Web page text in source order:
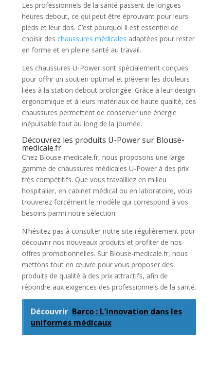
Les professionnels de la santé passent de longues
heures debout, ce qui peut être éprouvant pour leurs
pieds et leur dos. C’est pourquoi il est essentiel de
choisir des chaussures médicales adaptées pour rester
en forme et en pleine santé au travail.
Les chaussures U-Power sont spécialement conçues
pour offrir un soutien optimal et prévenir les douleurs
liées à la station debout prolongée. Grâce à leur design
ergonomique et à leurs matériaux de haute qualité, ces
chaussures permettent de conserver une énergie
inépuisable tout au long de la journée.
Découvrez les produits U-Power sur Blouse-
medicale.fr
Chez Blouse-medicale.fr, nous proposons une large
gamme de chaussures médicales U-Power à des prix
très compétitifs. Que vous travailliez en milieu
hospitalier, en cabinet médical ou en laboratoire, vous
trouverez forcément le modèle qui correspond à vos
besoins parmi notre sélection.
N’hésitez pas à consulter notre site régulièrement pour
découvrir nos nouveaux produits et profiter de nos
offres promotionnelles. Sur Blouse-medicale.fr, nous
mettons tout en œuvre pour vous proposer des
produits de qualité à des prix attractifs, afin de
répondre aux exigences des professionnels de la santé.
Découvrir Barco : L'innovation dans les
uniformes médicaux